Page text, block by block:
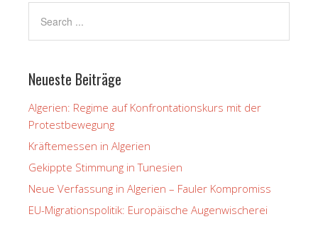
Neueste Beiträge
Algerien: Regime auf Konfrontationskurs mit der
Protestbewegung
Kräftemessen in Algerien
Gekippte Stimmung in Tunesien
Neue Verfassung in Algerien – Fauler Kompromiss
EU-Migrationspolitik: Europäische Augenwischerei